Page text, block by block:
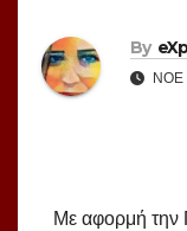
By
ΝΟΈ
Με αφορμή